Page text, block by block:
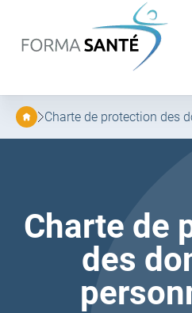
au
menu
au
contenu
Charte de protection des
Charte de
des